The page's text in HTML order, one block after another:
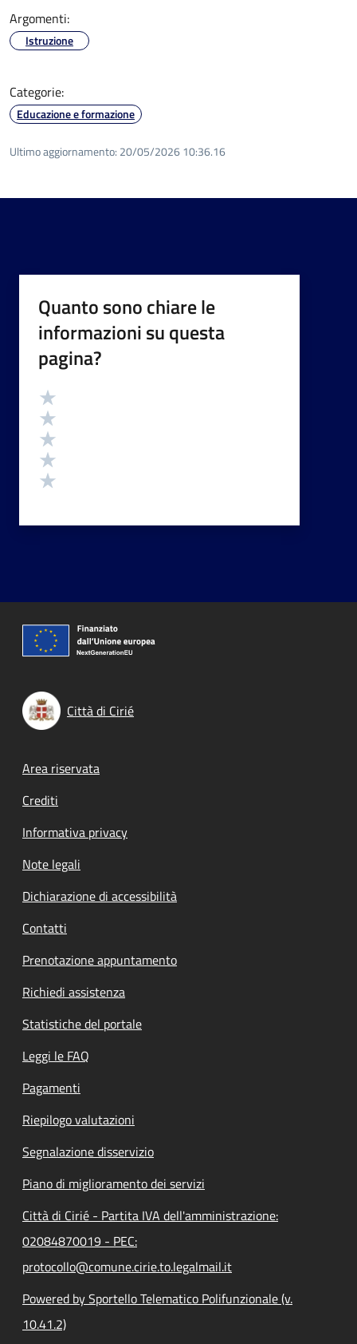
Argomenti:
Istruzione
Categorie:
Educazione e formazione
Ultimo aggiornamento: 20/05/2026 10:36.16
Quanto sono chiare le
informazioni su questa
pagina?
Valutazione
Città di Cirié
Footer menu
Area riservata
Crediti
Informativa privacy
Note legali
Dichiarazione di accessibilità
Contatti
Prenotazione appuntamento
Richiedi assistenza
Statistiche del portale
Leggi le FAQ
Pagamenti
Riepilogo valutazioni
Segnalazione disservizio
Piano di miglioramento dei servizi
Città di Cirié - Partita IVA dell'amministrazione:
02084870019 - PEC:
protocollo@comune.cirie.to.legalmail.it
Powered by Sportello Telematico Polifunzionale (v.
10.41.2)